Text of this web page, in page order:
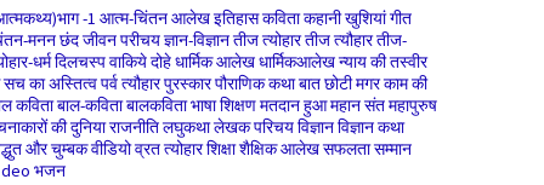
-1 आत्म-चिंतनआलेखइतिहासकविताकहानीखुशियांगीत
मननछंदजीवन परीचयज्ञान-विज्ञानतीज त्योहारतीज त्यौहारतीज-
धर्मदिलचस्प वाकियेदोहेधार्मिक आलेखधार्मिकआलेखन्याय की तस्वीर
का अस्तित्वपर्व त्यौहारपुरस्कारपौराणिक कथाबात छोटी मगर काम की
कविताबाल-कविताबालकविताभाषा शिक्षणमतदान हुआमहान संतमहापुरुष
की दुनियाराजनीतिलघुकथालेखक परिचयविज्ञानविज्ञान कथा
और चुम्बकवीडियोव्रत त्योहारशिक्षाशैक्षिक आलेखसफलतासम्मान
भजन